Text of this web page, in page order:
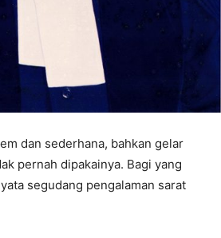
dan sederhana, bahkan gelar
pernah dipakainya. Bagi yang
segudang pengalaman sarat